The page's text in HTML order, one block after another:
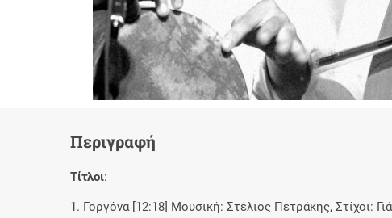
Περιγραφή
Τίτλοι:
1. Γοργόνα [12:18] Μουσική: Στέλιος Πετράκης, Στίχοι: